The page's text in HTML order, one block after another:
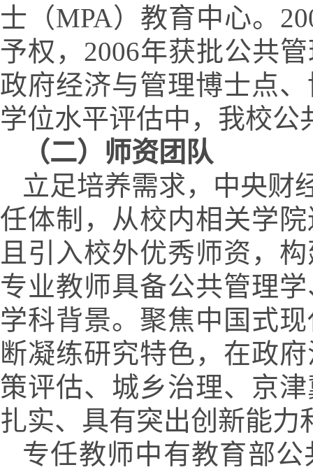
士（MPA）教育中心。
予权， 2006年获批公共
政府经济与管理博士点
学位水平评估中，我校公
（二）师资团队
立足培养需求，中央财
任体制，从校内相关学
且引入校外优秀师资，
专业教师具备公共管理
学科背景。聚焦中国式
断凝练研究特色，在政
策评估、城乡治理、京
扎实、具有突出创新能
专任教师中有教育部